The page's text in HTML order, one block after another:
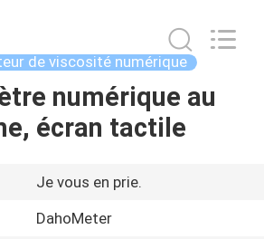
Technology Co.,Ltd.
de viscosité numérique
numérique au
écran tactile
Je vous en prie.
DahoMeter